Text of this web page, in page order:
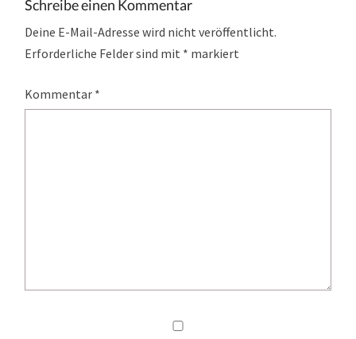
Schreibe einen Kommentar
Deine E-Mail-Adresse wird nicht veröffentlicht.
Erforderliche Felder sind mit * markiert
Kommentar *